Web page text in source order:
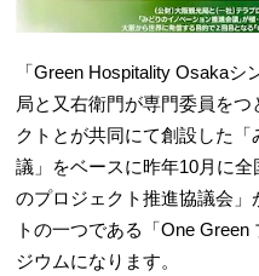
「Green Hospitality Osaka
局と又右衛門が専門委員を
クトとが共同にて創設した
議」をベースに昨年10月に
のプロジェクト推進協議会
トの一つである「One
ジウムになります。